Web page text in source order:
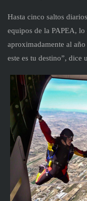
Hasta cinco saltos
equipos de la PAPEA,
aproximadamente al
este es tu destino”, dice